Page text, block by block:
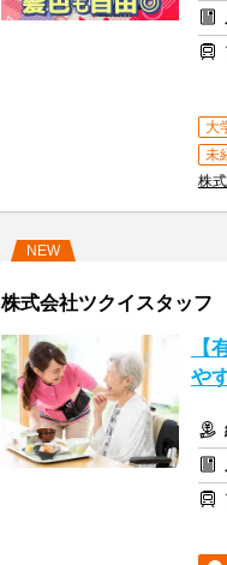
大
未
株
NEW
株式会社ツクイスタッ
【
や